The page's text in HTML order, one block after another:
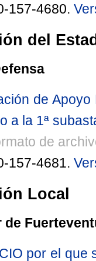
157-4680.
del
de
a la 1ª
de
157-4681.
Local
de
por el que